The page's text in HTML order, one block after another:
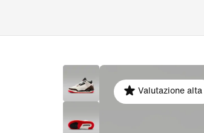
Valutazione alta